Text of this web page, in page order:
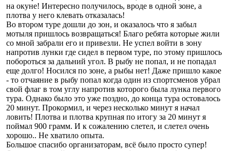
на окуне! Интересно получилось, вроде в одной зоне, а
плотва у него клевать отказалась!
Во втором туре дошли до зон, и оказалось что я забыл
мотыля пришлось возвращаться! Благо ребята которые жили
со мной забрали его и привезли. Не успел войти в зону
напротив лунки где сидел в первом туре, по этому пришлось
побороться за дальний угол. В рыбу не попал, и не попадал
еще долго! Носился по зоне, а рыбы нет! Даже пришло какое
- то отчаяние в рыбу попал когда один из спортсменов убрал
свой флаг в том углу напротив которого была лунка первого
тура. Однако было это уже поздно, до конца тура остовалось
20 минут. Прокормил, и через несколько минут я начал
ловить! Плотва и плотва крупная по итогу за 20 минут я
поймал 900 грамм. И к сожалению слетел, и слетел очень
хорошо.. Не хватило опыта.
Большое спасибо организаторам, всë было просто супер!